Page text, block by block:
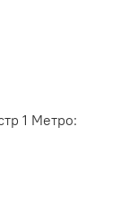
1 Метро: